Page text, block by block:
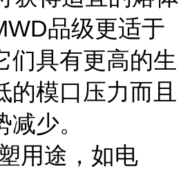
品级更适于
们具有更高的生
的模口压力而且
少。
用途，如电